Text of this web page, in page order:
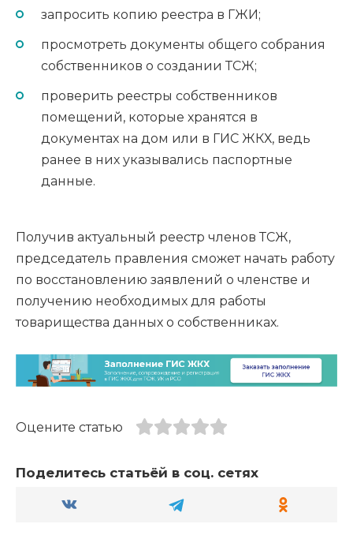
запросить копию реестра в ГЖИ;
просмотреть документы общего собрания
собственников о создании ТСЖ;
проверить реестры собственников
помещений, которые хранятся в
документах на дом или в ГИС ЖКХ, ведь
ранее в них указывались паспортные
данные.
Получив актуальный реестр членов ТСЖ,
председатель правления сможет начать работу
по восстановлению заявлений о членстве и
получению необходимых для работы
товарищества данных о собственниках.
Оцените статью
Поделитесь статьёй в соц. сетях